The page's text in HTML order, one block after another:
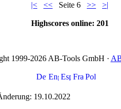
|< << Seite 6 >> >|
Highscores online: 201
1999-2026 AB-Tools GmbH ·
19.10.2022